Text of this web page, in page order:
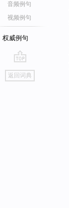
音频例句
视频例句
权威例句
go
top
返回词典